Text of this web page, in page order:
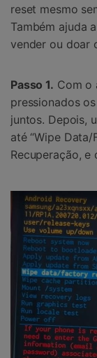
reset mesmo
Também ajuda
vender ou doar
Passo 1. Com o
pressionados
juntos. Depois,
até “Wipe
Recuperação, e